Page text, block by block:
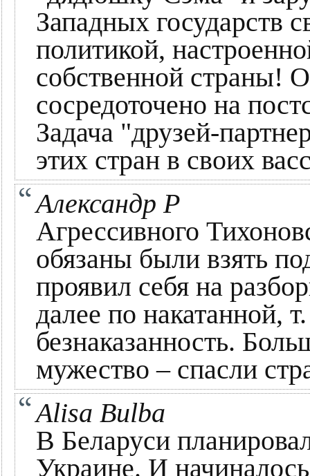
Западных государств
политикой,
собственной страны!
сосредоточено на
Задача "друзей-
этих стран в своих
Александр Р
Агрессивного
обязаны были взять
проявил себя на
далее по накатанной,
безнаказанность.
мужество – спасли
Alisa Bulba
В Беларуси
Украине. И